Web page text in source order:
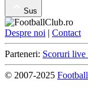
Sus
Despre noi | Contact
Parteneri: Scoruri live
© 2007-2025